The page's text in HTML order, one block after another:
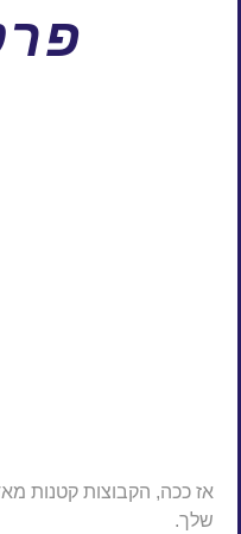
אז ככה, הקבוצות קטנות
שלך.